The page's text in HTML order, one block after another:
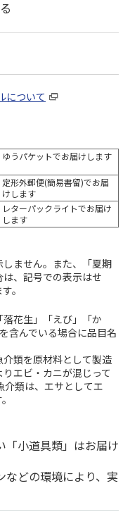
について
ゆうパケットでお届けします
定形外郵便(簡易書留)でお届
けします
レターパックライトでお届け
します
ません。また、「夏期
、記号での表示はせ
。
花生」「えび」「か
含んでいる場合に品目名
類を原材料として製造
エビ・カニが混じって
介類は、エサとしてエ
「小道具類」はお届け
などの環境により、実